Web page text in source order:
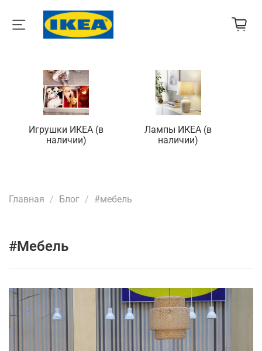
Игрушки ИКЕА (в
наличии)
Лампы ИКЕА (в
наличии)
Главная Блог #мебель
#мебель